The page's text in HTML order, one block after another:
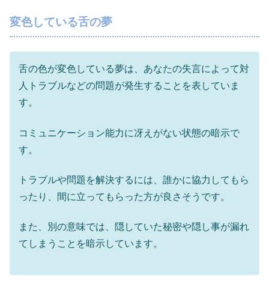
変色している舌の夢
舌の色が変色している夢は、あなたの失言によって対
人トラブルなどの問題が発生することを表していま
す。
コミュニケーション能力に冴えがない状態の暗示で
す。
トラブルや問題を解決するには、誰かに協力してもら
ったり、間に立ってもらった方が良さそうです。
また、別の意味では、隠していた秘密や隠し事が漏れ
てしまうことを暗示しています。